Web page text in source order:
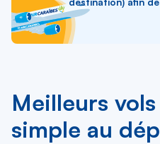
Meilleurs
simple au